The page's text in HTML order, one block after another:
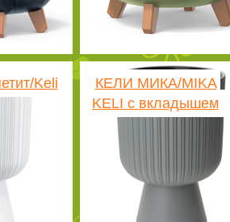
Keli
КЕЛИ МИКА/MIKA
KELI с вкладышем